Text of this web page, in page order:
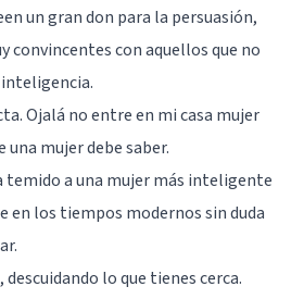
un gran don para la persuasión,
convincentes con aquellos que no
Ojalá no entre en mi casa mujer
una mujer debe saber.
temido a una mujer más inteligente
en los tiempos modernos sin duda
lo que tienes cerca.